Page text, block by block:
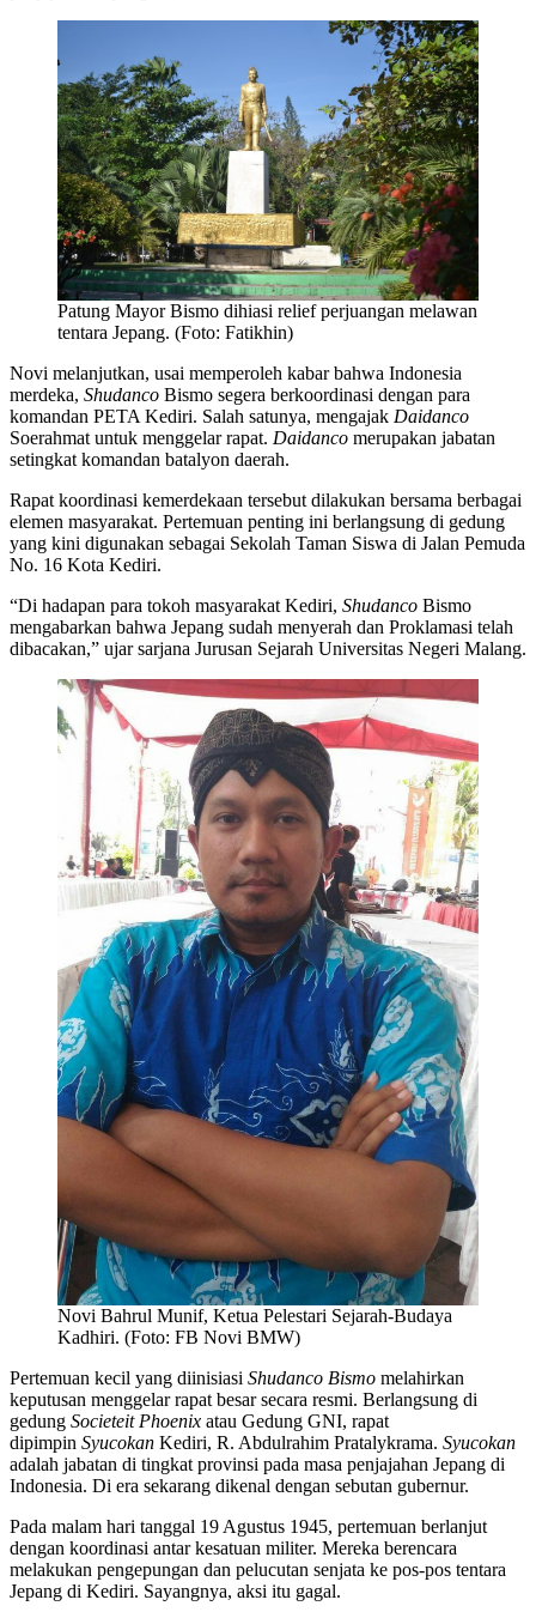
Patung Mayor Bismo dihiasi relief perjuangan melawan
tentara Jepang. (Foto: Fatikhin)
Novi melanjutkan, usai memperoleh kabar bahwa Indonesia
merdeka, Shudanco Bismo segera berkoordinasi dengan para
komandan PETA Kediri. Salah satunya, mengajak Daidanco
Soerahmat untuk menggelar rapat. Daidanco merupakan jabatan
setingkat komandan batalyon daerah.
Rapat koordinasi kemerdekaan tersebut dilakukan bersama berbagai
elemen masyarakat. Pertemuan penting ini berlangsung di gedung
yang kini digunakan sebagai Sekolah Taman Siswa di Jalan Pemuda
No. 16 Kota Kediri.
“Di hadapan para tokoh masyarakat Kediri, Shudanco Bismo
mengabarkan bahwa Jepang sudah menyerah dan Proklamasi telah
dibacakan,” ujar sarjana Jurusan Sejarah Universitas Negeri Malang.
Novi Bahrul Munif, Ketua Pelestari Sejarah-Budaya
Kadhiri. (Foto: FB Novi BMW)
Pertemuan kecil yang diinisiasi Shudanco Bismo melahirkan
keputusan menggelar rapat besar secara resmi. Berlangsung di
gedung Societeit Phoenix atau Gedung GNI, rapat
dipimpin Syucokan Kediri, R. Abdulrahim Pratalykrama. Syucokan
adalah jabatan di tingkat provinsi pada masa penjajahan Jepang di
Indonesia. Di era sekarang dikenal dengan sebutan gubernur.
Pada malam hari tanggal 19 Agustus 1945, pertemuan berlanjut
dengan koordinasi antar kesatuan militer. Mereka berencara
melakukan pengepungan dan pelucutan senjata ke pos-pos tentara
Jepang di Kediri. Sayangnya, aksi itu gagal.